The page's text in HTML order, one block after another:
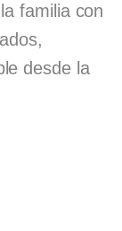
familia con
desde la